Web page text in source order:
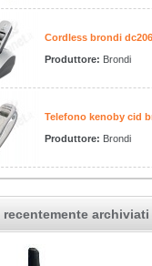
Cordless brondi
Produttore: Brondi
Telefono kenoby cid
Produttore: Brondi
archiviati